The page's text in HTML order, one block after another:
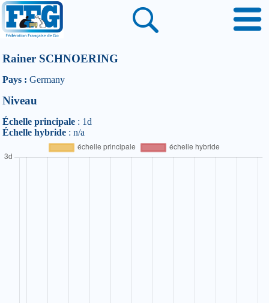
Rainer SCHNOERING
Pays : Germany
Niveau
Échelle principale : 1d
Échelle hybride : n/a